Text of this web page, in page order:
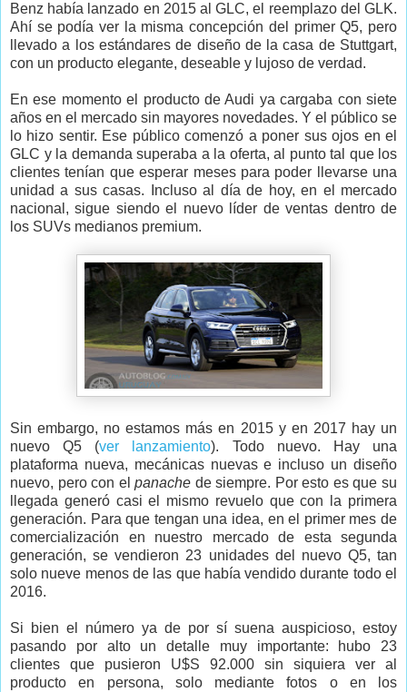
Benz había lanzado en 2015 al GLC, el reemplazo del GLK.
Ahí se podía ver la misma concepción del primer Q5, pero
llevado a los estándares de diseño de la casa de Stuttgart,
con un producto elegante, deseable y lujoso de verdad.
En ese momento el producto de Audi ya cargaba con siete
años en el mercado sin mayores novedades. Y el público se
lo hizo sentir. Ese público comenzó a poner sus ojos en el
GLC y la demanda superaba a la oferta, al punto tal que los
clientes tenían que esperar meses para poder llevarse una
unidad a sus casas. Incluso al día de hoy, en el mercado
nacional, sigue siendo el nuevo líder de ventas dentro de
los SUVs medianos premium.
Sin embargo, no estamos más en 2015 y en 2017 hay un
nuevo Q5 (ver lanzamiento). Todo nuevo. Hay una
plataforma nueva, mecánicas nuevas e incluso un diseño
nuevo, pero con elpanache de siempre. Por esto es que su
llegada generó casi el mismo revuelo que con la primera
generación. Para que tengan una idea, en el primer mes de
comercialización en nuestro mercado de esta segunda
generación, se vendieron 23 unidades del nuevo Q5, tan
solo nueve menos de las que había vendido durante todo el
2016.
Si bien el número ya de por sí suena auspicioso, estoy
pasando por alto un detalle muy importante: hubo 23
clientes que pusieron U$S 92.000 sin siquiera ver al
producto en persona, solo mediante fotos o en los